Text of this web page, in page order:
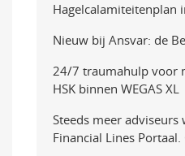
Hagelcalamiteitenplan
Nieuw bij Ansvar: de
24/7 traumahulp voor
HSK binnen WEGAS XL
Steeds meer
Financial Lines